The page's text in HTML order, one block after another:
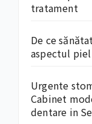
tratament
De ce
aspectul
Urgente
Cabinet
dentare in